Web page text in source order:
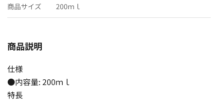
商品サイズ 200ｍｌ
商品説明
仕様
●内容量: 200ｍｌ
特長